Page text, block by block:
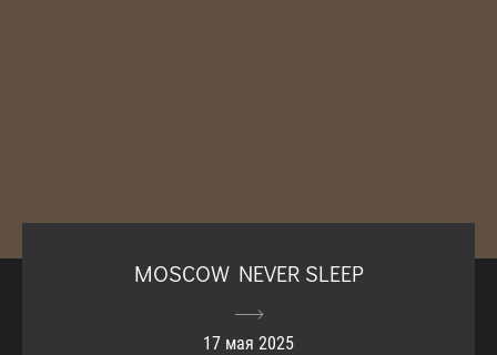
MOSCOW NEVER SLEEP
17 мая 2025